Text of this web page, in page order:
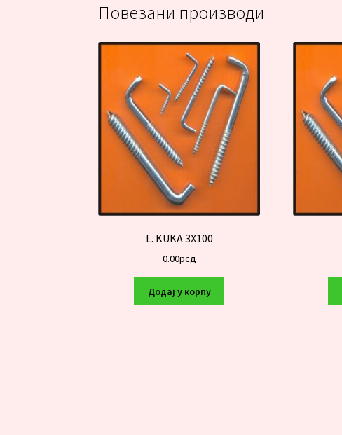
Повезани производи
L. KUKA 3X100
0.00рсд
Додај у корпу